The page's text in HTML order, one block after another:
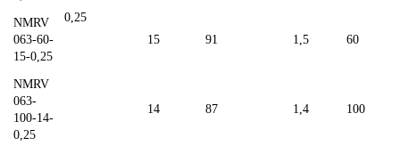
0,25
NMRV
063-60-
15-0,25
15 91 1,5 60
NMRV
063-
100-14-
0,25
14 87 1,4 100